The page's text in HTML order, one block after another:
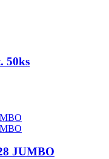
50ks
JUMBO